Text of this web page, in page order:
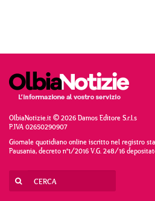
OlbiaNotizie.it © 2026 Damos Editore S.r.l.s
P.IVA 02650290907
Giornale quotidiano online iscritto nel registro
Pausania, decreto n°1/2016 V.G. 248/16